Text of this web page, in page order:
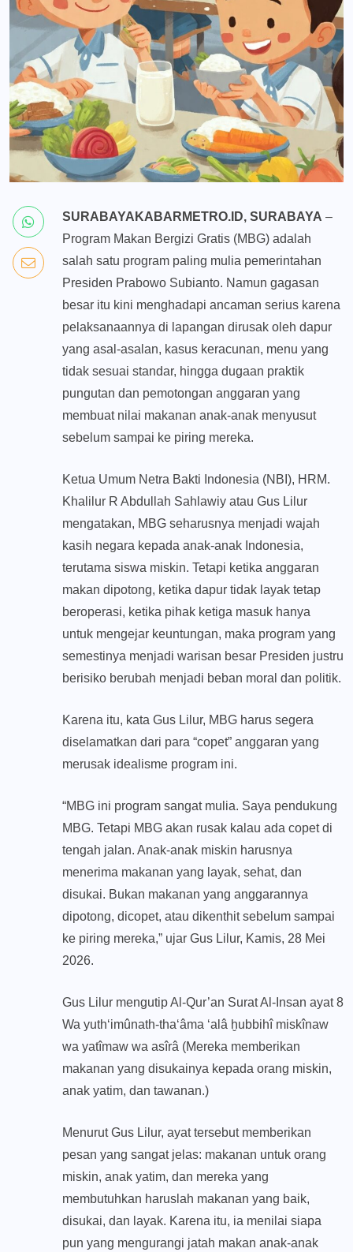
SURABAYAKABARMETRO.ID, SURABAYA –
Program Makan Bergizi Gratis (MBG) adalah
salah satu program paling mulia pemerintahan
Presiden Prabowo Subianto. Namun gagasan
besar itu kini menghadapi ancaman serius karena
pelaksanaannya di lapangan dirusak oleh dapur
yang asal-asalan, kasus keracunan, menu yang
tidak sesuai standar, hingga dugaan praktik
pungutan dan pemotongan anggaran yang
membuat nilai makanan anak-anak menyusut
sebelum sampai ke piring mereka.
Ketua Umum Netra Bakti Indonesia (NBI), HRM.
Khalilur R Abdullah Sahlawiy atau Gus Lilur
mengatakan, MBG seharusnya menjadi wajah
kasih negara kepada anak-anak Indonesia,
terutama siswa miskin. Tetapi ketika anggaran
makan dipotong, ketika dapur tidak layak tetap
beroperasi, ketika pihak ketiga masuk hanya
untuk mengejar keuntungan, maka program yang
semestinya menjadi warisan besar Presiden justru
berisiko berubah menjadi beban moral dan politik.
Karena itu, kata Gus Lilur, MBG harus segera
diselamatkan dari para “copet” anggaran yang
merusak idealisme program ini.
“MBG ini program sangat mulia. Saya pendukung
MBG. Tetapi MBG akan rusak kalau ada copet di
tengah jalan. Anak-anak miskin harusnya
menerima makanan yang layak, sehat, dan
disukai. Bukan makanan yang anggarannya
dipotong, dicopet, atau dikenthit sebelum sampai
ke piring mereka,” ujar Gus Lilur, Kamis, 28 Mei
2026.
Gus Lilur mengutip Al-Qur’an Surat Al-Insan ayat 8
Wa yuth‘imûnath-tha‘âma ‘alâ ḫubbihî miskînaw
wa yatîmaw wa asîrâ (Mereka memberikan
makanan yang disukainya kepada orang miskin,
anak yatim, dan tawanan.)
Menurut Gus Lilur, ayat tersebut memberikan
pesan yang sangat jelas: makanan untuk orang
miskin, anak yatim, dan mereka yang
membutuhkan haruslah makanan yang baik,
disukai, dan layak. Karena itu, ia menilai siapa
pun yang mengurangi jatah makan anak-anak